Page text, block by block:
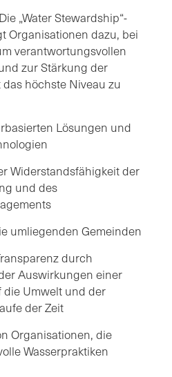
„Water Stewardship“-
Organisationen dazu, bei
verantwortungsvollen
zur Stärkung der
höchste Niveau zu
Lösungen und
Widerstandsfähigkeit der
und des
umliegenden Gemeinden
durch
Auswirkungen einer
die Umwelt und der
der Zeit
Organisationen, die
Wasserpraktiken